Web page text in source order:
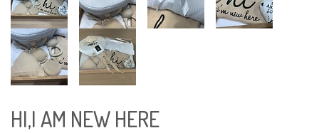
HI,I AM NEW HERE